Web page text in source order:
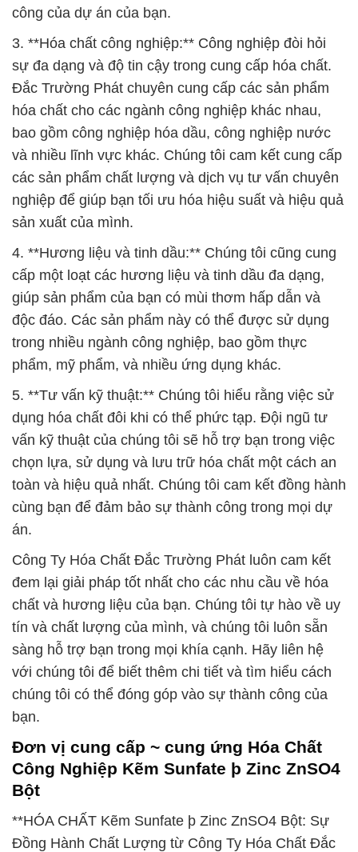
công của dự án của bạn.
3. **Hóa chất công nghiệp:** Công nghiệp đòi hỏi
sự đa dạng và độ tin cậy trong cung cấp hóa chất.
Đắc Trường Phát chuyên cung cấp các sản phẩm
hóa chất cho các ngành công nghiệp khác nhau,
bao gồm công nghiệp hóa dầu, công nghiệp nước
và nhiều lĩnh vực khác. Chúng tôi cam kết cung cấp
các sản phẩm chất lượng và dịch vụ tư vấn chuyên
nghiệp để giúp bạn tối ưu hóa hiệu suất và hiệu quả
sản xuất của mình.
4. **Hương liệu và tinh dầu:** Chúng tôi cũng cung
cấp một loạt các hương liệu và tinh dầu đa dạng,
giúp sản phẩm của bạn có mùi thơm hấp dẫn và
độc đáo. Các sản phẩm này có thể được sử dụng
trong nhiều ngành công nghiệp, bao gồm thực
phẩm, mỹ phẩm, và nhiều ứng dụng khác.
5. **Tư vấn kỹ thuật:** Chúng tôi hiểu rằng việc sử
dụng hóa chất đôi khi có thể phức tạp. Đội ngũ tư
vấn kỹ thuật của chúng tôi sẽ hỗ trợ bạn trong việc
chọn lựa, sử dụng và lưu trữ hóa chất một cách an
toàn và hiệu quả nhất. Chúng tôi cam kết đồng hành
cùng bạn để đảm bảo sự thành công trong mọi dự
án.
Công Ty Hóa Chất Đắc Trường Phát luôn cam kết
đem lại giải pháp tốt nhất cho các nhu cầu về hóa
chất và hương liệu của bạn. Chúng tôi tự hào về uy
tín và chất lượng của mình, và chúng tôi luôn sẵn
sàng hỗ trợ bạn trong mọi khía cạnh. Hãy liên hệ
với chúng tôi để biết thêm chi tiết và tìm hiểu cách
chúng tôi có thể đóng góp vào sự thành công của
bạn.
Đơn vị cung cấp ~ cung ứng Hóa Chất
Công Nghiệp Kẽm Sunfate þ Zinc ZnSO4
Bột
**HÓA CHẤT Kẽm Sunfate þ Zinc ZnSO4 Bột: Sự
Đồng Hành Chất Lượng từ Công Ty Hóa Chất Đắc